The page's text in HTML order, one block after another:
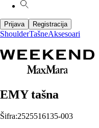
Prijava Registracija
ShoulderTašneAksesoari
EMY tašna
Šifra:2525516135-003